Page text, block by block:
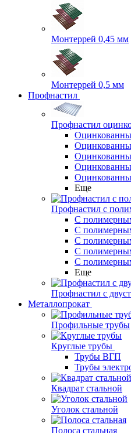
Монтеррей 0,45 мм
Монтеррей 0,5 мм
Профнастил
Профнастил
Еще
Профнастил с
С
С
С
С
С
Еще
Профнастил с
Металлопрокат
Профильные трубы
Круглые трубы
Трубы ВГП
Трубы
Квадрат стальной
Уголок стальной
Полоса стальная